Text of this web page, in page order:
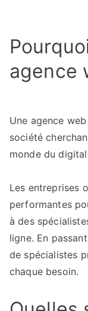
agence
Une agence
société
monde du
Les entreprises
performantes
à des
ligne. En
de spécialistes
chaque besoin.